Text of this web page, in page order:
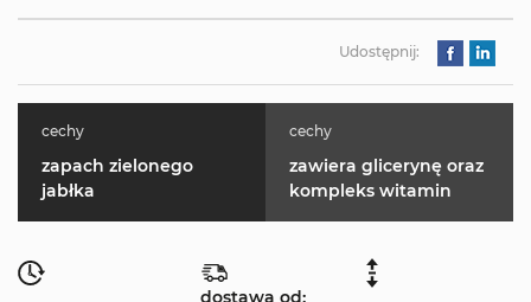
Udostępnij:
cechy
zapach zielonego
jabłka
cechy
zawiera glicerynę oraz
kompleks witamin
dostawa od: